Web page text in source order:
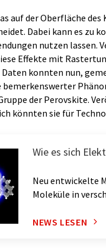
auf der Oberfläche
Dabei kann es zu
nutzen lassen.
Effekte mit
konnten nun,
bemerkenswerter
der Perovskite.
könnten sie für
Wie es sich
Neu entwickelte
Moleküle in
NEWS LESEN